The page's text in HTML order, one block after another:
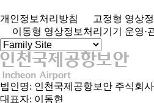
개인정보처리방침
고정형 영상정
이동형 영상정보처리기기 운영·
법인명: 인천국제공항보안 주식회사
대표자: 이동현